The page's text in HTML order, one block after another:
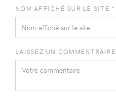
NOM AFFICHÉ SUR LE SITE *
LAISSEZ UN COMMENTRAIRE